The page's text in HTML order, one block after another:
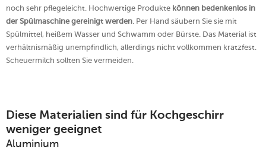
noch sehr pflegeleicht. Hochwertige Produkte können bedenkenlos in
der Spülmaschine gereinigt werden . Per Hand säubern Sie sie mit
Spülmittel, heißem Wasser und Schwamm oder Bürste. Das Material ist
verhältnismäßig unempfindlich, allerdings nicht vollkommen kratzfest.
Scheuermilch sollten Sie vermeiden.
Diese Materialien sind für Kochgeschirr
weniger geeignet
Aluminium